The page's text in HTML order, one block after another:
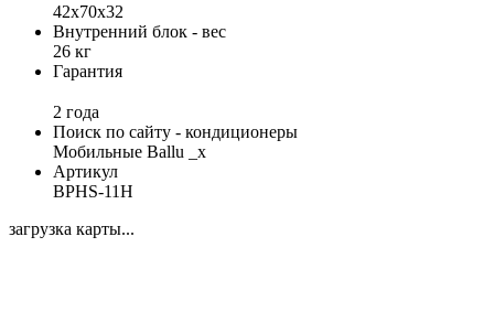
42х70х32
Внутренний блок - вес
26 кг
Гарантия
2 года
Поиск по сайту - кондиционеры
Мобильные Ballu _x
Артикул
BPHS-11H
загрузка карты...